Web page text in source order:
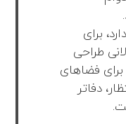
برای
طراحی
برای فضاهای
دفاتر